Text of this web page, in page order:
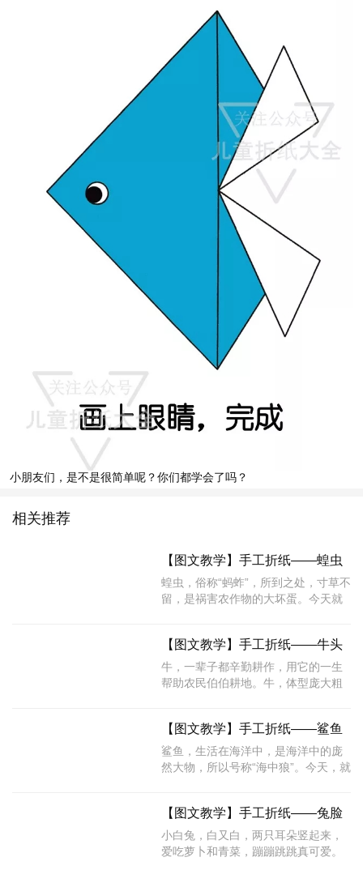
小朋友们，是不是很简单呢？你们都学会了吗？
相关推荐
【图文教学】手工折纸——蝗虫
蝗虫，俗称“蚂蚱”，所到之处，寸草不
留，是祸害农作物的大坏蛋。今天就
【图文教学】手工折纸——牛头
牛，一辈子都辛勤耕作，用它的一生
帮助农民伯伯耕地。牛，体型庞大粗
【图文教学】手工折纸——鲨鱼
鲨鱼，生活在海洋中，是海洋中的庞
然大物，所以号称“海中狼”。今天，就
【图文教学】手工折纸——兔脸
小白兔，白又白，两只耳朵竖起来，
爱吃萝卜和青菜，蹦蹦跳跳真可爱。